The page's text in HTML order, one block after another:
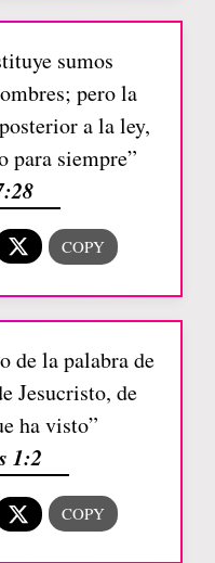
sumos
pero la
a la ley,
para siempre”
de la palabra de
Jesucristo, de
ha visto”
1:2